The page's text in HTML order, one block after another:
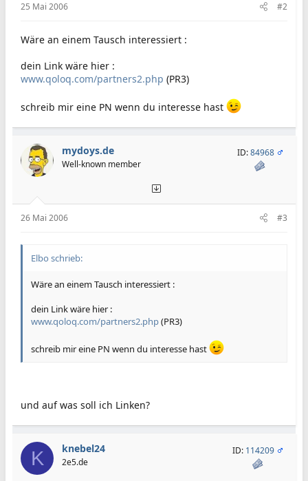
25 Mai 2006 #2
Wäre an einem Tausch interessiert :
dein Link wäre hier :
www.qoloq.com/partners2.php (PR3)
schreib mir eine PN wenn du interesse hast
mydoys.de
Well-known member
ID:84968
26 Mai 2006 #3
Elbo schrieb:
Wäre an einem Tausch interessiert :
dein Link wäre hier :
www.qoloq.com/partners2.php(PR3)
schreib mir eine PN wenn du interesse hast
und auf was soll ich Linken?
K knebel24
2e5.de
ID: 114209